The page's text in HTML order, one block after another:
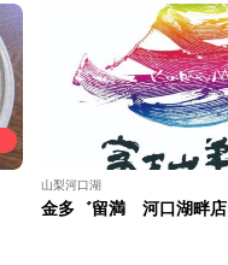
山梨河口湖
金多゛留満 河口湖畔店